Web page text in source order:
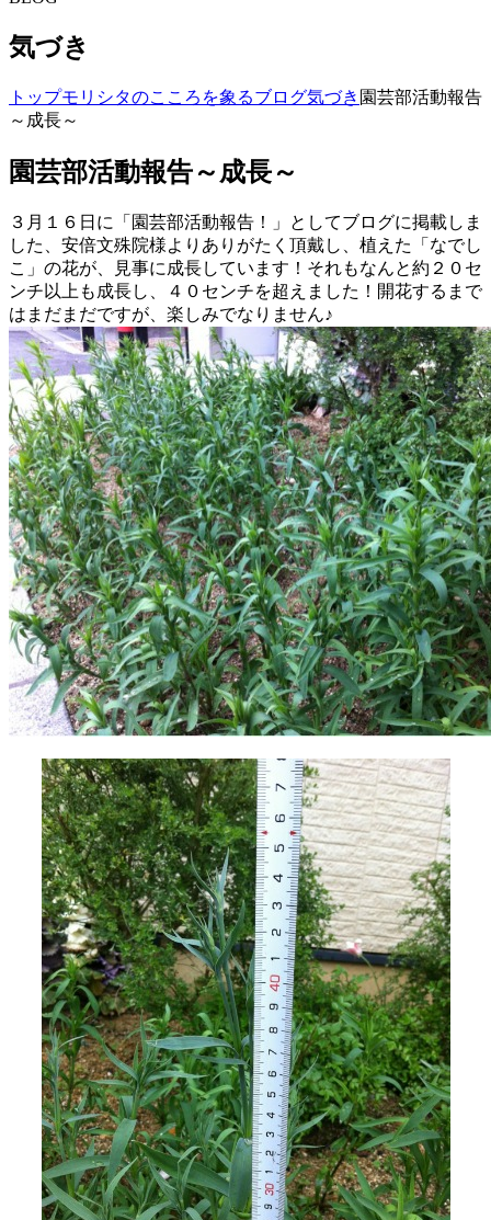
気づき
トップモリシタの​こころを​象る​ブログ気づき 園芸部活動報告
～成長～
園芸部活動報告～成長～
３月１６日に「園芸部活動報告！」としてブログに掲載しま
した、安倍文殊院様よりありがたく頂戴し、植えた「なでし
こ」の花が、見事に成長しています！それもなんと約２０セ
ンチ以上も成長し、４０センチを超えました！開花するまで
はまだまだですが、楽しみでなりません♪